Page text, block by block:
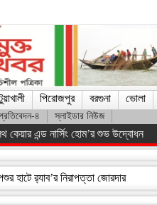
পিরোজপুর বরগুনা ভোলা
৪ স্লাইডার নিউজ
যাত্রীবাহী বাস খাদে, আহত ১৫
হাটে র‍্যাব’র নিরাপত্তা জোরদার